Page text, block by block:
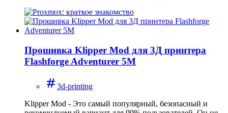
Прошивка Klipper Mod для 3Д принтера
Flashforge Adventurer 5M
3d-printing
Klipper Mod - Это самый популярный, безопасный и